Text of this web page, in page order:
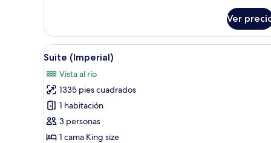
View)
cama
King
size,
esquina
(Nile
View)
Ver
Abrir
todas
las
fotos
de
Suite
(Imperial)
Un comedor de hotel con una
9
Suite (Imperial)
Vista al río
1335 pies cuadrados
1 habitación
3 personas
1 cama King size